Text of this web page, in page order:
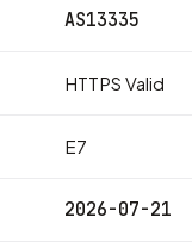
AS13335
HTTPS Valid
E7
2026-07-21